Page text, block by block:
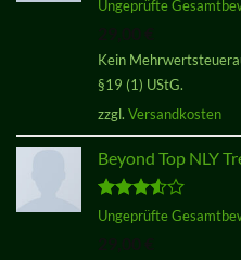
Ungeprüfte
Kein
§19 (1) UStG.
zzgl. Versandkosten
Beyond Top NLY
Bewertet
Ungeprüfte